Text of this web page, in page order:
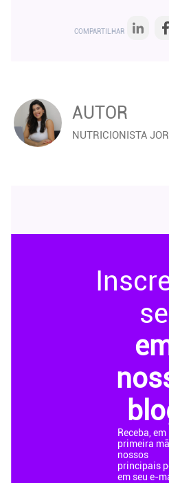
COMPARTILHAR
AUTOR
NUTRICIONISTA
se
Receba, em
primeira
nossos
principais
em seu e-